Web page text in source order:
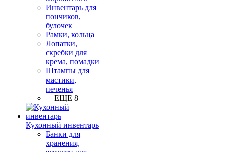
Инвентарь для
пончиков,
булочек
Рамки, кольца
Лопатки,
скребки для
крема, помадки
Штампы для
мастики,
печенья
+ ЕЩЕ 8
Кухонный инвентарь
Банки для
хранения,